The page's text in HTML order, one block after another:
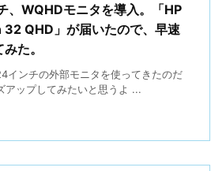
、WQHDモニタを導入。「HP
32 QHD」が届いたので、早速
た。
インチの外部モニタを使ってきたのだ
アップしてみたいと思うよ ...